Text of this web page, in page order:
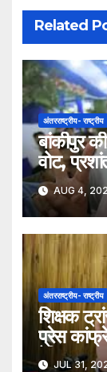
Related
अंतरराष्ट्रीय- राष्ट्रीय
बांकीपुर
वोट,
AUG 4,
अंतरराष्ट्रीय- राष्ट्रीय
शिक्षक
प्रेस
ऐच्छिक
JUL 31,